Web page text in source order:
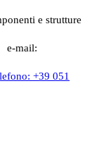
e strutture
e-mail:
+39 051